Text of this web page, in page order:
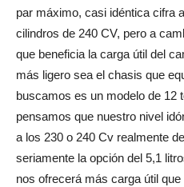
par máximo, casi idéntica cifra
cilindros de 240 CV, pero a
que beneficia la carga útil del
más ligero sea el chasis que
buscamos es un modelo de 12
pensamos que nuestro nivel
a los 230 o 240 Cv realmente
seriamente la opción del 5,1
nos ofrecerá más carga útil